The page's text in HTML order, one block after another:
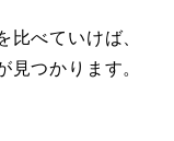
比べていけば、
見つかります。